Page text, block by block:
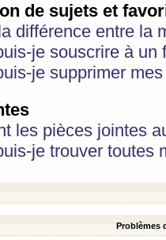
de sujets et
différence entre la
je souscrire à
je supprimer
les pièces jointes
je trouver toutes
Problèmes